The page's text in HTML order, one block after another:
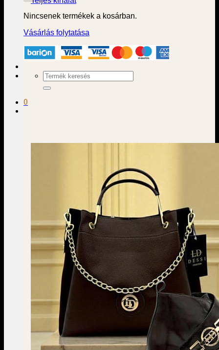
Nincsenek termékek a kosárban.
Vásárlás folytatása
Keresés
a
következőre:
0